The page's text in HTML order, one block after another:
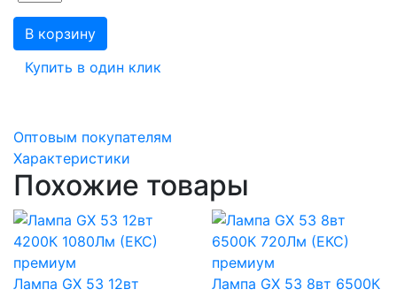
В корзину
Купить в один клик
Оптовым покупателям
Характеристики
Похожие товары
Лампа GX 53 12вт
Лампа GX 53 8вт 6500К